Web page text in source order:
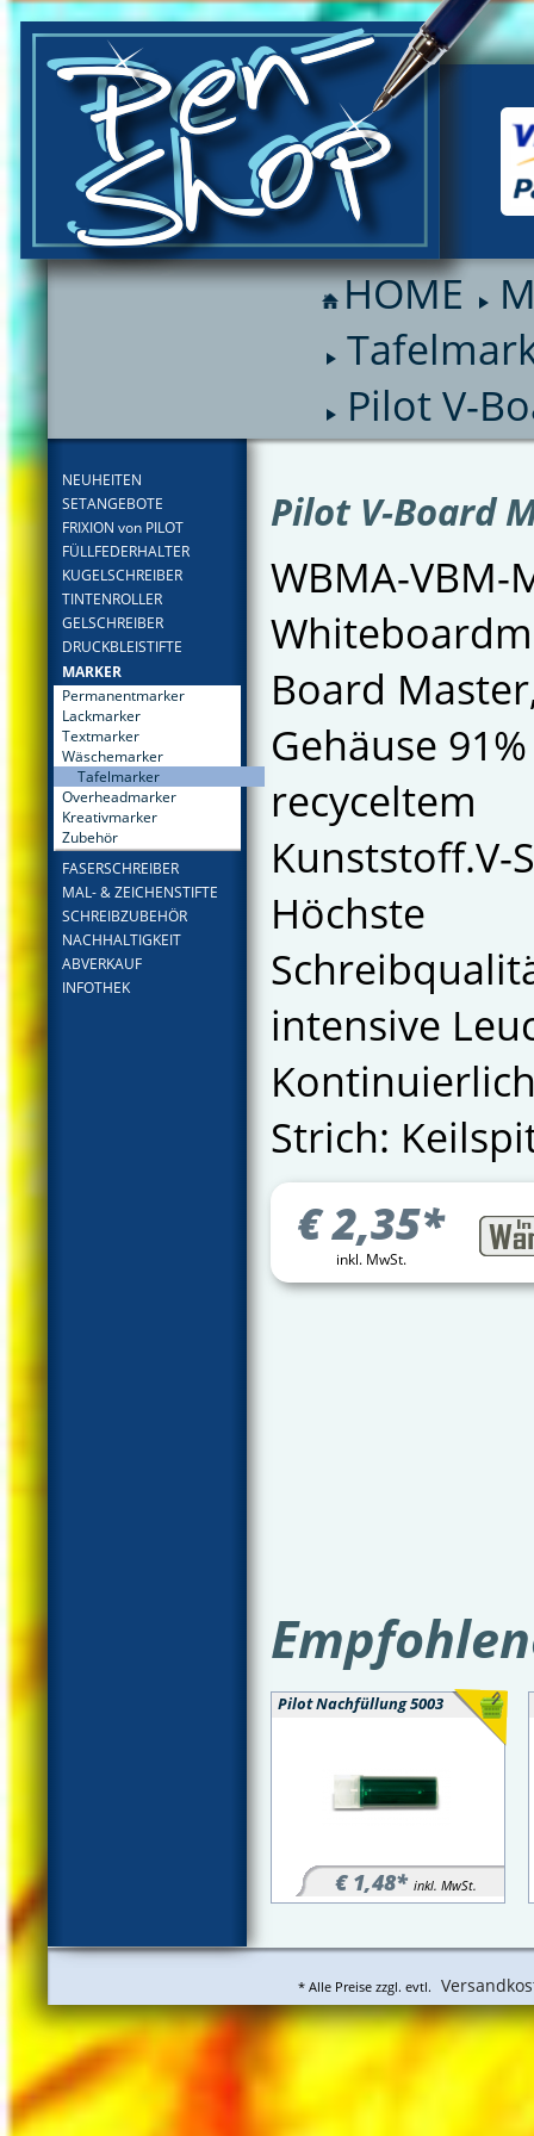
HOME
Pilot V-
NEUHEITEN
SETANGEBOTE
FRIXION von PILOT
FÜLLFEDERHALTER
KUGELSCHREIBER
TINTENROLLER
GELSCHREIBER
DRUCKBLEISTIFTE
MARKER
Permanentmarker
Lackmarker
Textmarker
Wäschemarker
Tafelmarker
Overheadmarker
Kreativmarker
Zubehör
FASERSCHREIBER
MAL- & ZEICHENSTIFTE
SCHREIBZUBEHÖR
NACHHALTIGKEIT
ABVERKAUF
INFOTHEK
FILTER
Pilot V-Board
WBMA-VBM-
Board
Gehäuse
recyceltem
Kunststoff.V-
Höchste
intensive
Strich:
€2,35*
inkl. MwSt.
Pilot Nachfüllung 5003
€ 1,48* inkl. MwSt.
* Alle Preise zzgl. evtl.